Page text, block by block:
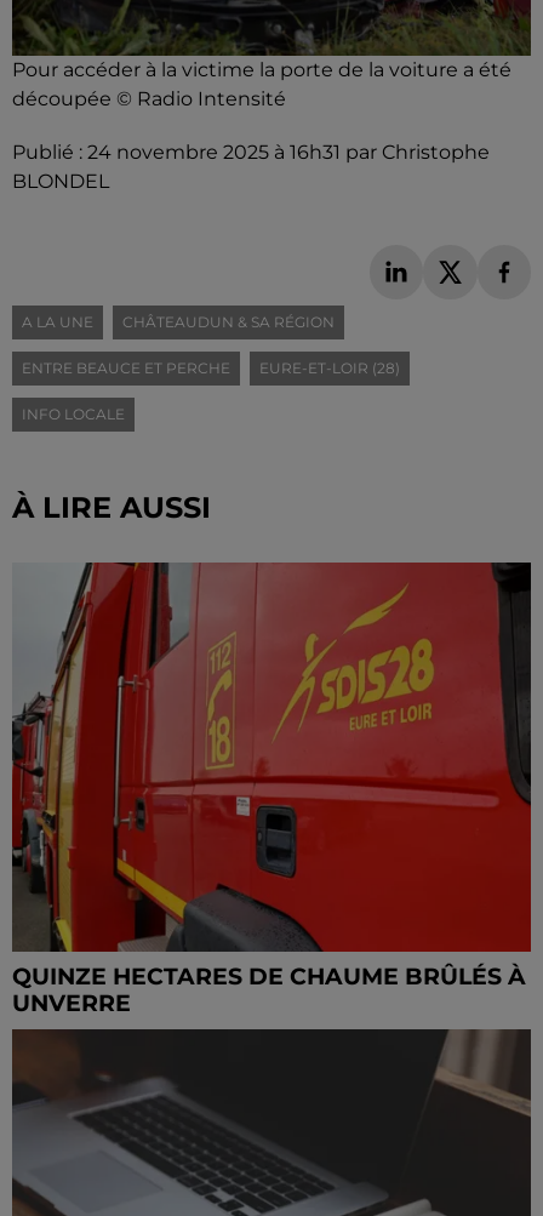
Pour accéder à la victime la porte de la voiture a été
découpée © Radio Intensité
Publié : 24 novembre 2025 à 16h31 par Christophe
BLONDEL
A LA UNE CHÂTEAUDUN & SA RÉGION
ENTRE BEAUCE ET PERCHE EURE-ET-LOIR (28)
INFO LOCALE
À LIRE AUSSI
QUINZE HECTARES DE CHAUME BRÛLÉS À
UNVERRE